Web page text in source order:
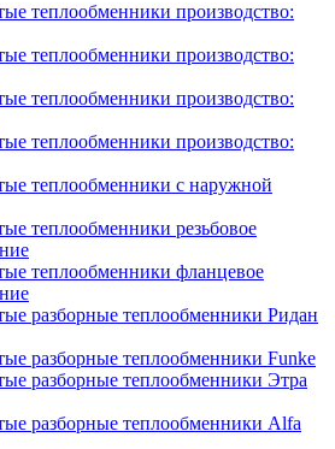
теплообменники производство:
теплообменники производство:
теплообменники производство:
теплообменники производство:
теплообменники с наружной
теплообменники резьбовое
теплообменники фланцевое
разборные теплообменники Ридан
разборные теплообменники Funke
разборные теплообменники Этра
разборные теплообменники Alfa